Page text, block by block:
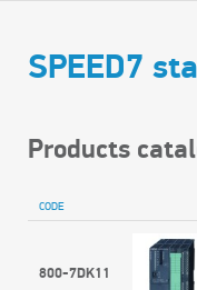
SPEED7
Products
CODE
800-7DK11